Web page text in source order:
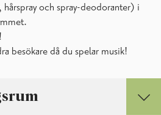
och spray-deodoranter) i
besökare då du spelar musik!